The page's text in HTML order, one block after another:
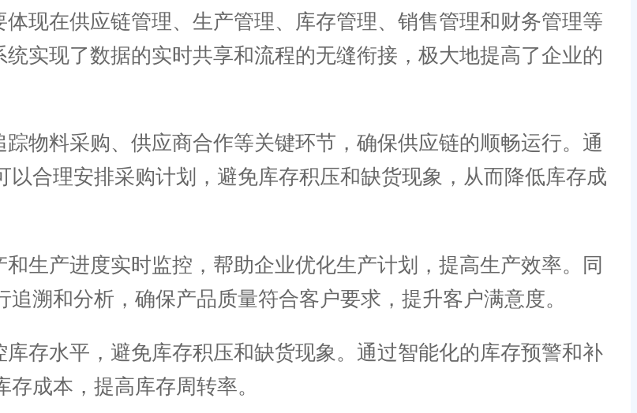
在供应链管理、生产管理、库存管理、销售管理和财务管理等
实现了数据的实时共享和流程的无缝衔接，极大地提高了企业的
料采购、供应商合作等关键环节，确保供应链的顺畅运行。通
合理安排采购计划，避免库存积压和缺货现象，从而降低库存成
产进度实时监控，帮助企业优化生产计划，提高生产效率。同
溯和分析，确保产品质量符合客户要求，提升客户满意度。
存水平，避免库存积压和缺货现象。通过智能化的库存预警和补
成本，提高库存周转率。